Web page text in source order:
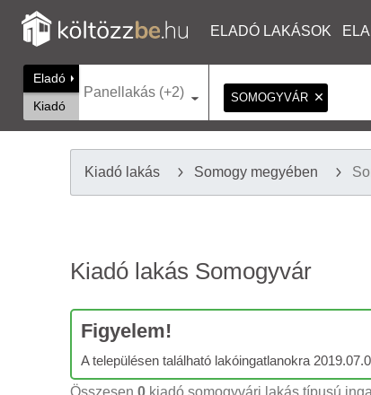
ELADÓ LAKÁSOK
Eladó
Kiadó
Panellakás (+2) SOMOGYVÁR
Kiadó lakás Somogy megyében
Kiadó lakás Somogyvár
Figyelem!
A településen található lakóingatlanokra
Összesen 0 kiadó somogyvári lakás típusú